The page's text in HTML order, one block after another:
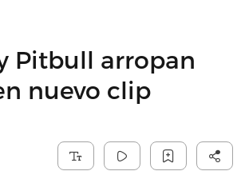
Pitbull arropan
nuevo clip